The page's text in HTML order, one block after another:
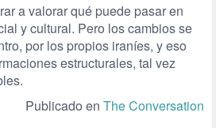
a valorar qué puede pasar en
y cultural. Pero los cambios se
por los propios iraníes, y eso
estructurales, tal vez
Publicado en The Conversation